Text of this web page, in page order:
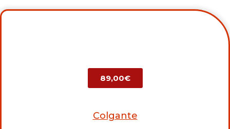
89,00€
Colgante